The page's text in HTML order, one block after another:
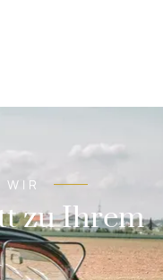
zu Ihrem